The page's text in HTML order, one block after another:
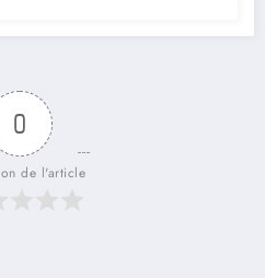
0
de l'article